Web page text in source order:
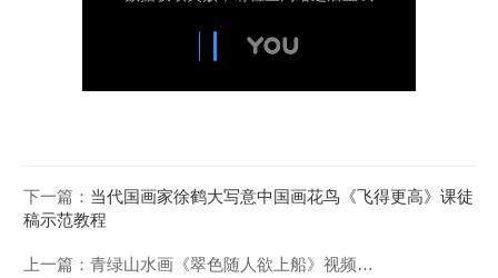
下一篇： 当代国画家徐鹤大写意中国画花鸟《飞得更高》课徒
稿示范教程
上一篇： 青绿山水画《翠色随人欲上船》视频教程